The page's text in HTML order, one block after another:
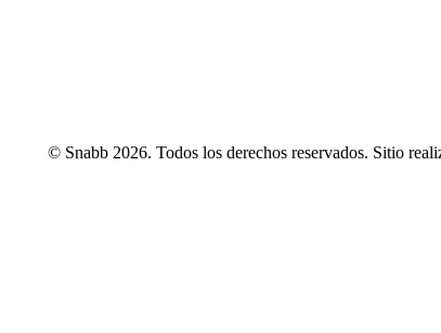
© Snabb 2026. Todos los derechos reservados. Sitio